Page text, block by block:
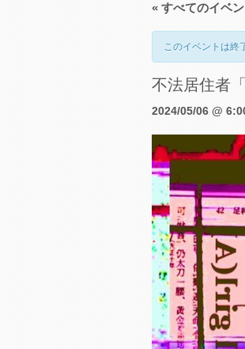
« すべてのイベン
このイベントは終
不法居住者
2024/05/06 @